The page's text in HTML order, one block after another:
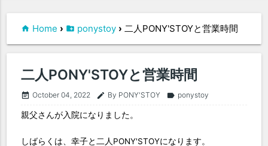
Home › ponystoy › 二人PONY'STOYと営業時間
二人PONY'STOYと営業時間
event_note October 04, 2022 edit By PONY'STOY label ponystoy
親父さんが入院になりました。
しばらくは、幸子と二人PONY'STOYになります。